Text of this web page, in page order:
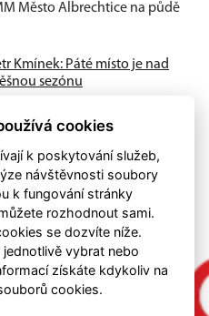
Město Albrechtice na půdě
Kmínek: Páté místo je nad
sezónu
5. místo, dařilo se také
cookies
k poskytování služeb,
návštěvnosti soubory
k fungování stránky
rozhodnout sami.
se dozvíte níže.
vybrat nebo
získáte kdykoliv na
cookies.